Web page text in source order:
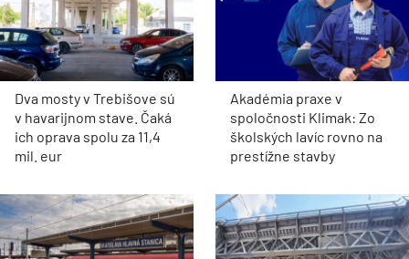
Dva mosty v Trebišove sú
v havarijnom stave. Čaká
ich oprava spolu za 11,4
mil. eur
Akadémia praxe v
spoločnosti Klimak: Zo
školských lavíc rovno na
prestížne stavby